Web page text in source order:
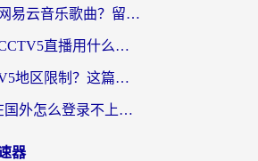
国外如何听网易云音乐歌曲？留学生亲测有效的回国加速方案
海外如何看CCTV5直播用什么平台？2026最新指南：看欧洲杯、中超、奥运不再卡
海外看CCTV5地区限制？这篇指南帮你流畅看欧洲杯、NBA还听中文解说
交管12123在国外怎么登录不上？海外华人必看的回国加速器选择指南
器